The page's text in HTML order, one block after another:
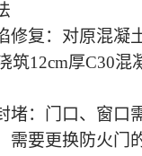
修复：对原混凝
筑12cm厚C30
堵：门口、窗口
需要更换防火门